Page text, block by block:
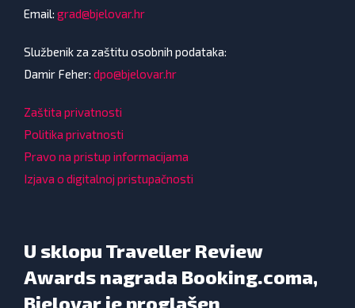
Email: grad@bjelovar.hr
Službenik za zaštitu osobnih podataka:
Damir Feher: dpo@bjelovar.hr
Zaštita privatnosti
Politika privatnosti
Pravo na pristup informacijama
Izjava o digitalnoj pristupačnosti
U sklopu Traveller Review
Awards nagrada Booking.coma,
Bjelovar je proglašen